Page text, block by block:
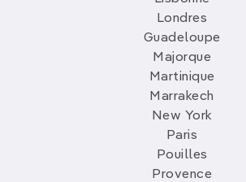
Londres
Guadeloupe
Majorque
Martinique
Marrakech
New York
Paris
Pouilles
Provence